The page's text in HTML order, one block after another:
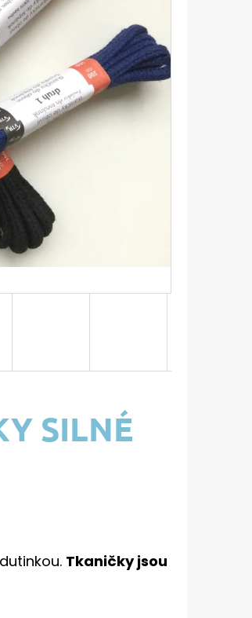
SILNÉ
Tkaničky jsou